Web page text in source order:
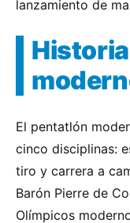
lanzamiento de
El pentatlón
cinco disciplinas:
tiro y carrera a
Barón Pierre de
Olímpicos